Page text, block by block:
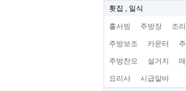
횟집 , 일식
홀서빙 주방장 조
주방보조 카운터
주방찬모 설거지
요리사 시급알바